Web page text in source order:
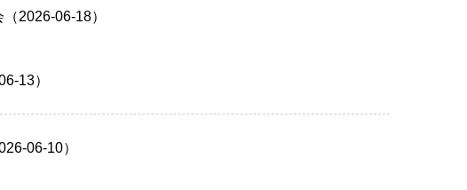
2026-06-18）
13）
06-10）